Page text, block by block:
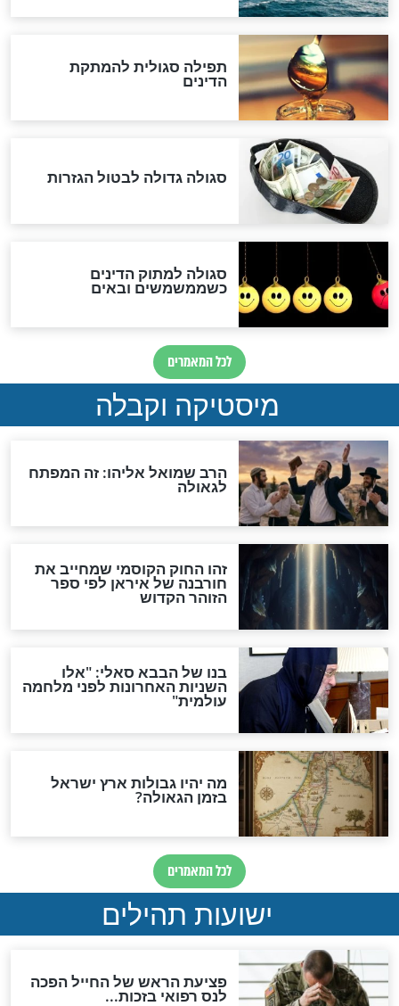
לכל המאמרים
אחרית הימים
האם אפשר לחשב את הקץ?
מה יהיה בימות המשיח?
"לפני הגאולה תהיה אפיקורסות
והכחשה גדולה מאוד של
האמונה"
האם לאחר בוא המשיח יהיה
אפשר לחזור בתשובה?
לכל המאמרים
להמתקת הדינים וביטול
גזרות